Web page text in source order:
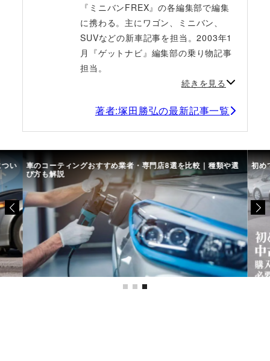
『ミニバンFREX』の各編集部で編集
に携わる。主にワゴン、ミニバン、
SUVなどの新車記事を担当。2003年1
月『ゲットナビ』編集部の乗り物記事
担当。
続きを見る
著者:塚田勝弘の最新記事一覧
い 車のコーティングおすすめ業者・専門店8選を比較｜種類や選
び方も解説
初め